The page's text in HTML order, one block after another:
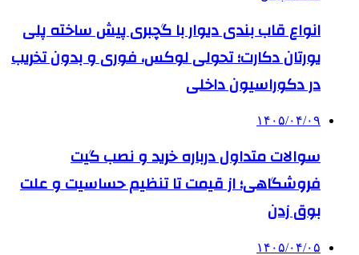
انواع قاب بندی دیوار با گچبری پیش ساخته پلی
یورتان دکارت؛ تحولی لوکس، فوری و بدون تخریب
در دکوراسیون داخلی
۱۴۰۵/۰۴/۰۹
سوالات متداول درباره خرید و نصب گیت
فروشگاهی؛ از قیمت تا تنظیم حساسیت و علت
بوق زدن
۱۴۰۵/۰۴/۰۵